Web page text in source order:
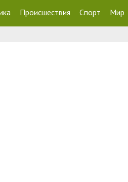
Происшествия Спорт Мир